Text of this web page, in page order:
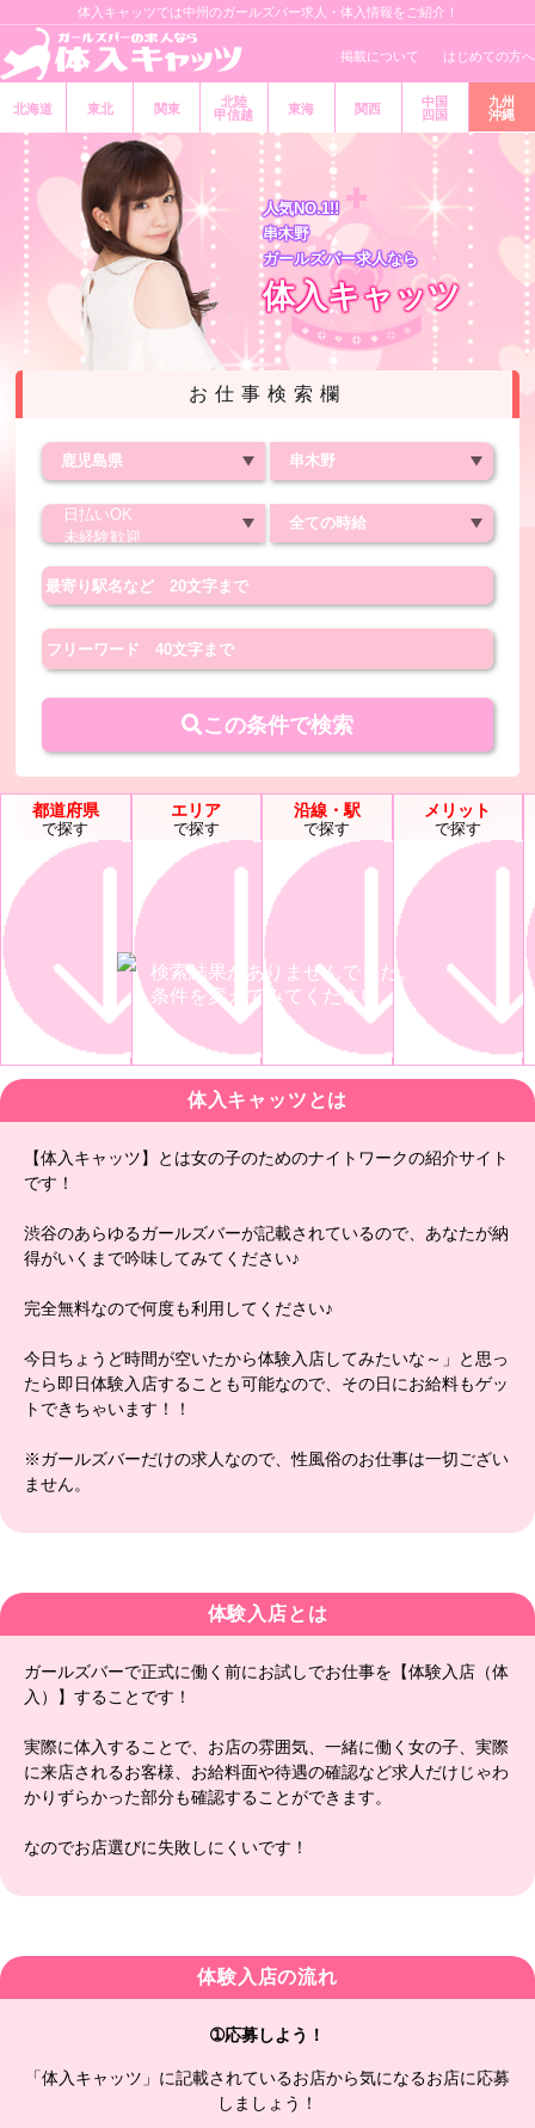
体入キャッツでは中州のガールズバー求人・体入情報をご紹介！
はじめての方へ
掲載について
北海道 東北 関東
北陸
甲信越
東海 関西
中国
四国
九州
沖縄
人気NO.1!!
串木野
ガールズバー求人なら
体入キャッツ
都道府県
で探す
エリア
で探す
沿線・駅
で探す
メリット
で探す
お仕事検索欄
この条件で検索
検索結果がありませんでした。
条件を変えてみてください。
体入キャッツとは
【体入キャッツ】とは女の子のためのナイトワークの紹介サイト
です！
渋谷のあらゆるガールズバーが記載されているので、あなたが納
得がいくまで吟味してみてください♪
完全無料なので何度も利用してください♪
今日ちょうど時間が空いたから体験入店してみたいな～」と思っ
たら即日体験入店することも可能なので、その日にお給料もゲッ
トできちゃいます！！
※ガールズバーだけの求人なので、性風俗のお仕事は一切ござい
ません。
体験入店とは
ガールズバーで正式に働く前にお試しでお仕事を【体験入店（体
入）】することです！
実際に体入することで、お店の雰囲気、一緒に働く女の子、実際
に来店されるお客様、お給料面や待遇の確認など求人だけじゃわ
かりずらかった部分も確認することができます。
なのでお店選びに失敗しにくいです！
体験入店の流れ
➀応募しよう！
「体入キャッツ」に記載されているお店から気になるお店に応募
しましょう！